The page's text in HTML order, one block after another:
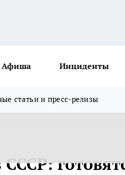
Афиша Инциденты
статьи и пресс-релизы